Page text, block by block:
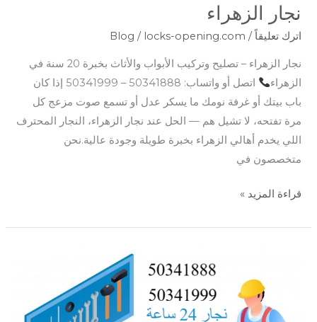
نجار الزهراء
اترك تعليقاً /
Blog / locks-opening.com
نجار الزهراء – تصليح وتركيب الأبواب والأثاث بخبرة 20 سنة في
الزهراء
اتصل أو واتساب: 50341888 – 50341999 إذا كان
باب بيتك أو غرفة نومك ما يسكر عدل أو تسمع صوت مزعج كل
مرة تفتحه، لا تشيل هم — الحل عند نجار الزهراء، النجار المحترف
اللي يخدم أهالي الزهراء بخبرة طويلة وجودة عالية.نحن
متخصصون في
قراءة المزيد »